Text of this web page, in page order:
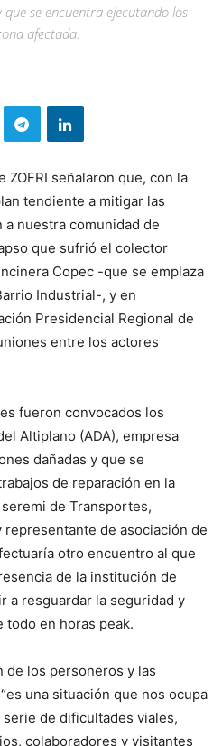
se encuentra ejecutando los
afectada.
ZOFRI señalaron que, con la
tendiente a mitigar las
nuestra comunidad de
que sufrió el colector
Copec -que se emplaza
Industrial-, y en
Presidencial Regional de
entre los actores
fueron convocados los
Altiplano (ADA), empresa
dañadas y que se
de reparación en la
de Transportes,
de asociación de
otro encuentro al que
de la institución de
a resguardar la seguridad y
en horas peak.
de los personeros y las
una situación que nos ocupa
de dificultades viales,
colaboradores y visitantes